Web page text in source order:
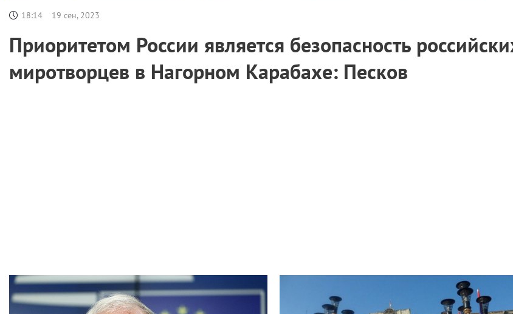
18:14 19 сен, 2023
Приоритетом России является безопасность
миротворцев в Нагорном Карабахе: Песков